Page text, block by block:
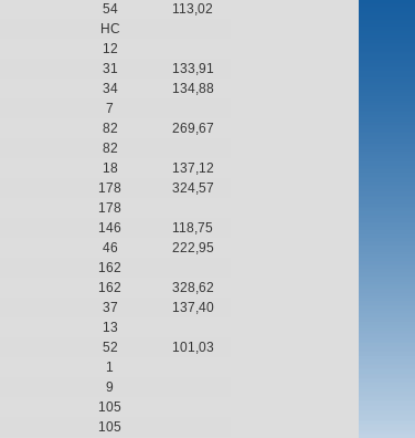
54
113,02
НС
12
31
133,91
34
134,88
7
82
269,67
82
18
137,12
178
324,57
178
146
118,75
46
222,95
162
162
328,62
37
137,40
13
52
101,03
1
9
105
105